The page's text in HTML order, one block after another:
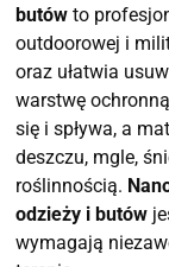
butów to
outdoorowej i
oraz ułatwia
warstwę
się i spływa, a
deszczu, mgle,
roślinnością.
odzieży i butów
wymagają